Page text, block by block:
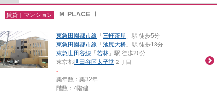
賃貸｜マンション M-PLACE Ⅰ
東急田園都市線 「三軒茶屋 」駅 徒歩5分
東急田園都市線 「池尻大橋 」駅 徒歩18分
東急世田谷線 「若林 」駅 徒歩20分
東京都世田谷区太子堂 ２丁目
-
築年数：築32年
階数：4階建